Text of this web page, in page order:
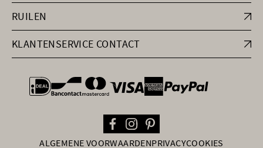
RUILEN
KLANTENSERVICE CONTACT
general.paymentOptions
ALGEMENE VOORWAARDENPRIVACYCOOKIES